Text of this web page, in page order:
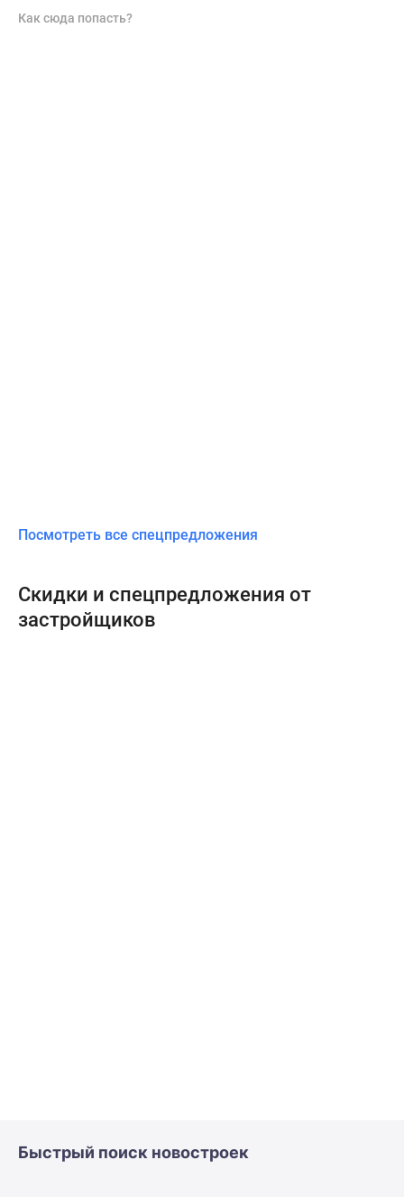
Как сюда попасть?
Посмотреть все спецпредложения
Скидки и спецпредложения от
застройщиков
Быстрый поиск новостроек